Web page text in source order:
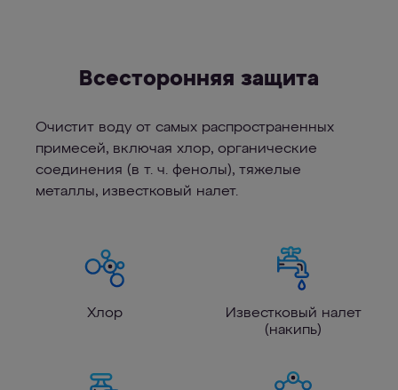
Всесторонняя защита
Очистит воду от самых распространенных
примесей, включая хлор, органические
соединения (в т. ч. фенолы), тяжелые
металлы, известковый налет.
Хлор
Известковый налет
(накипь)